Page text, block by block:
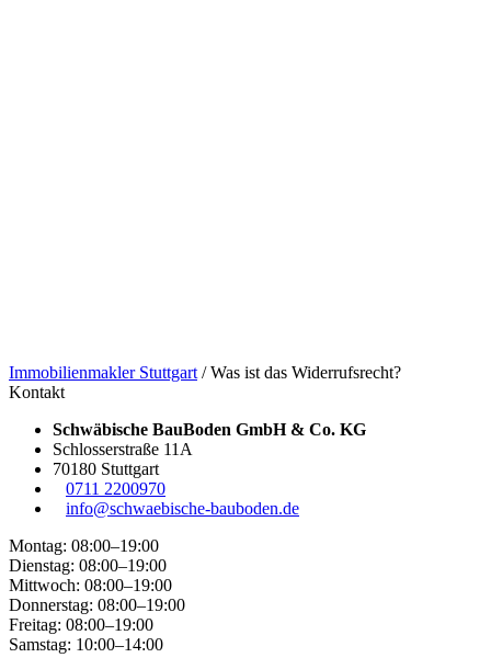
Immobilienmakler Stuttgart /Was ist das Widerrufsrecht?
Kontakt
Schwäbische BauBoden GmbH & Co. KG
Schlosserstraße 11A
70180 Stuttgart
0711 2200970
info@schwaebische-bauboden.de
Montag: 08:00–19:00
Dienstag: 08:00–19:00
Mittwoch: 08:00–19:00
Donnerstag: 08:00–19:00
Freitag: 08:00–19:00
Samstag: 10:00–14:00